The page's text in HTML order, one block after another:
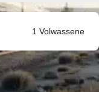
1 Volwassene